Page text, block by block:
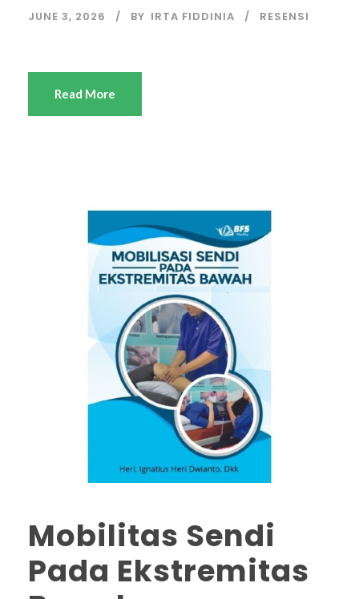
JUNE 3, 2026 BY IRTA FIDDINIA RESENSI
Read More
Mobilitas Sendi
Pada Ekstremitas